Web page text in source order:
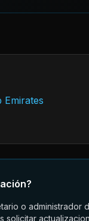
Emirates
o administrador
solicitar